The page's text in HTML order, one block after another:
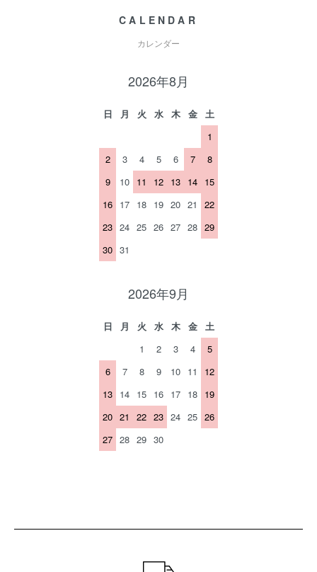
CALENDAR
カレンダー
2026年8月
日 月 火 水 木 金
土
1
2
3 4 5 6 7
8
9
10 11 12 13 14 15
16 17 18 19 20 21
22
23 24 25 26 27 28 29
30 31
2026年9月
日 月 火 水 木 金
土
1
2 3 4
5
6
7 8 9 10 11
12
13 14 15 16 17 18 19
20 21 22 23 24 25 26
27 28 29 30